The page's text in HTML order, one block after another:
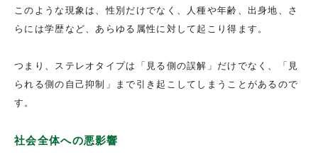
このような現象は、性別だけでなく、人種や年齢、出身地、さ
らには学歴など、あらゆる属性に対して起こり得ます。
つまり、ステレオタイプは「見る側の誤解」だけでなく、「見
られる側の自己抑制」まで引き起こしてしまうことがあるので
す。
社会全体への悪影響